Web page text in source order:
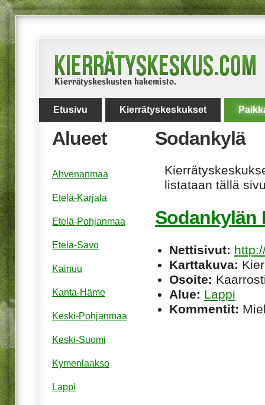
Etusivu Kierrätyskeskukset
Sodankylä
listataan tällä
Sodankylän
Nettisivut:
Karttakuva:
Osoite:
Alue: Lappi
Kommentit:
Alueet
Ahvenanmaa
Etelä-Karjala
Etelä-Pohjanmaa
Etelä-Savo
Kainuu
Kanta-Häme
Keski-Pohjanmaa
Keski-Suomi
Kymenlaakso
Lappi